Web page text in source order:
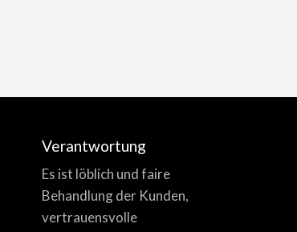
Verantwortung
Es ist löblich und faire
Behandlung der Kunden,
vertrauensvolle